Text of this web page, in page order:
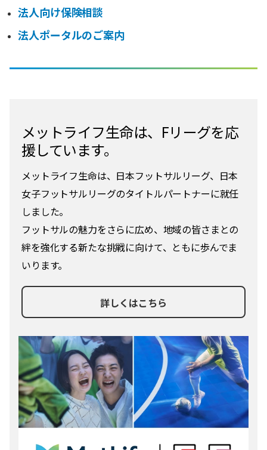
法人向け保険相談
法人ポータルのご案内
メットライフ生命は、Fリーグを応
援しています。
メットライフ生命は、日本フットサルリーグ、日本
女子フットサルリーグのタイトルパートナーに就任
しました。
フットサルの魅力をさらに広め、地域の皆さまとの
絆を強化する新たな挑戦に向けて、ともに歩んでま
いります。
詳しくはこちら